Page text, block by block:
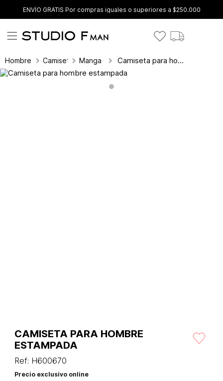
ENVÍO GRATIS Por compras iguales o superiores a $250.000
Hombre Camisetas Manga Corta Camiseta para hombre estampada
CAMISETA PARA HOMBRE
ESTAMPADA
Ref: H600670
Precio exclusivo online